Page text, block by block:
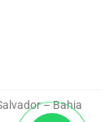
– Bahia